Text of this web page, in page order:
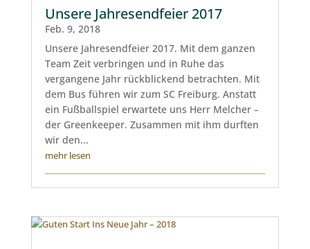
Unsere Jahresendfeier 2017
Feb. 9, 2018
Unsere Jahresendfeier 2017. Mit dem ganzen
Team Zeit verbringen und in Ruhe das
vergangene Jahr rückblickend betrachten. Mit
dem Bus führen wir zum SC Freiburg. Anstatt
ein Fußballspiel erwartete uns Herr Melcher –
der Greenkeeper. Zusammen mit ihm durften
wir den...
mehr lesen